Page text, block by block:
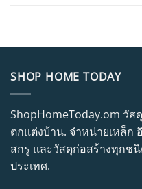
SHOP HOME TODAY
ShopHomeToday.om วั
ตกแต่งบ้าน. จำหน่ายเหล็ก
สกรู และวัสดุก่อสร้างทุกช
ประเทศ.